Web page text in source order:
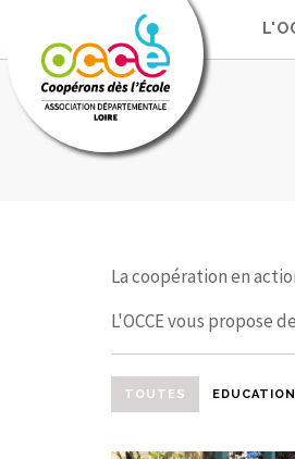
La coopération en
L'OCCE vous propose
TOUTES